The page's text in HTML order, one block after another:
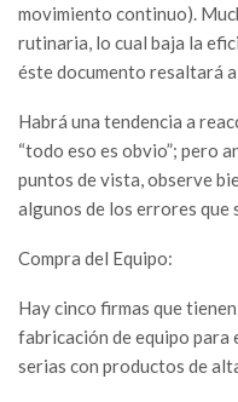
movimiento continuo).
rutinaria, lo cual baja la
éste documento resaltará
Habrá una tendencia a
“todo eso es obvio”; pero
puntos de vista, observe
algunos de los errores que
Compra del Equipo:
Hay cinco firmas que
fabricación de equipo para
serias con productos de